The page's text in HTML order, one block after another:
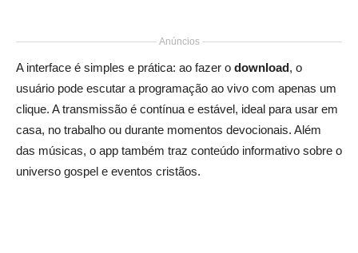
Anúncios
A interface é simples e prática: ao fazer o download, o
usuário pode escutar a programação ao vivo com apenas um
clique. A transmissão é contínua e estável, ideal para usar em
casa, no trabalho ou durante momentos devocionais. Além
das músicas, o app também traz conteúdo informativo sobre o
universo gospel e eventos cristãos.